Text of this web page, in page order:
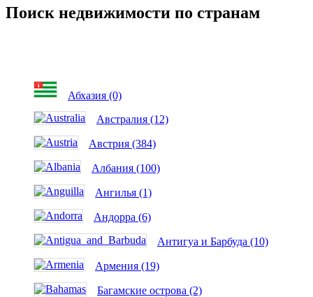
Поиск недвижимости по странам
Абхазия (0)
Австралия (12)
Австрия (384)
Албания (100)
Ангилья (1)
Андорра (6)
Антигуа и Барбуда (10)
Армения (19)
Багамские острова (2)